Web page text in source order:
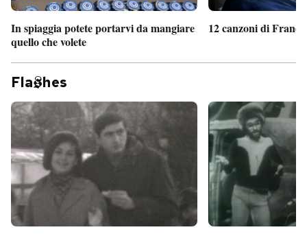
In spiaggia potete portarvi da mangiare
quello che volete
12 canzoni di
Fla hes